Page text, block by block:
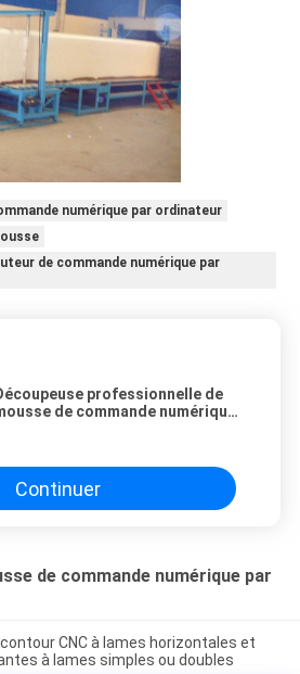
numérique par ordinateur
de commande numérique par
professionnelle de
de commande numérique
Continuer
de commande numérique par
CNC à lames horizontales et
à lames simples ou doubles